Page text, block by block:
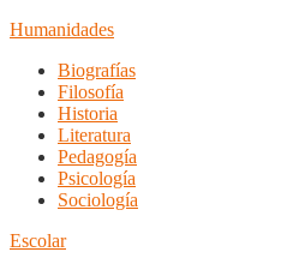
Humanidades
Biografías
Filosofía
Historia
Literatura
Pedagogía
Psicología
Sociología
Escolar